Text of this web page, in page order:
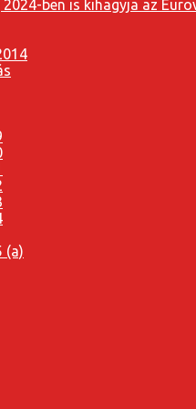
ben is kihagyja az
(a)